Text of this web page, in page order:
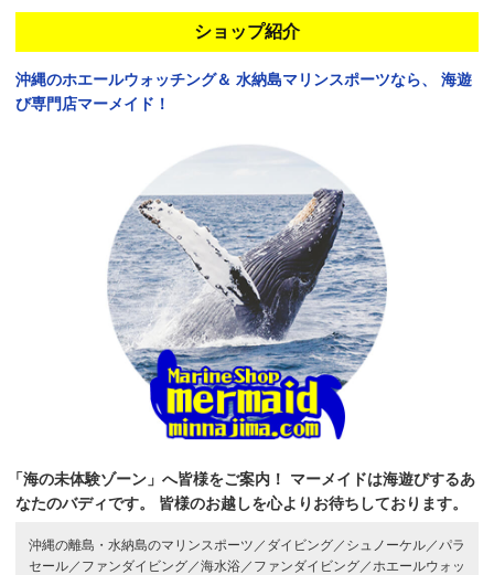
ショップ紹介
沖縄のホエールウォッチング＆ 水納島マリンスポーツなら、
海遊
び専門店マーメイド！
「海の未体験ゾーン」へ皆様をご案内！
マーメイドは海遊びするあ
なたのバディです。
皆様のお越しを心よりお待ちしております。
沖縄の離島・水納島のマリンスポーツ／ ダイビング／ シュノーケル／パラ
セール／ ファンダイビング／海水浴／ ファンダイビング／ホエールウォッ